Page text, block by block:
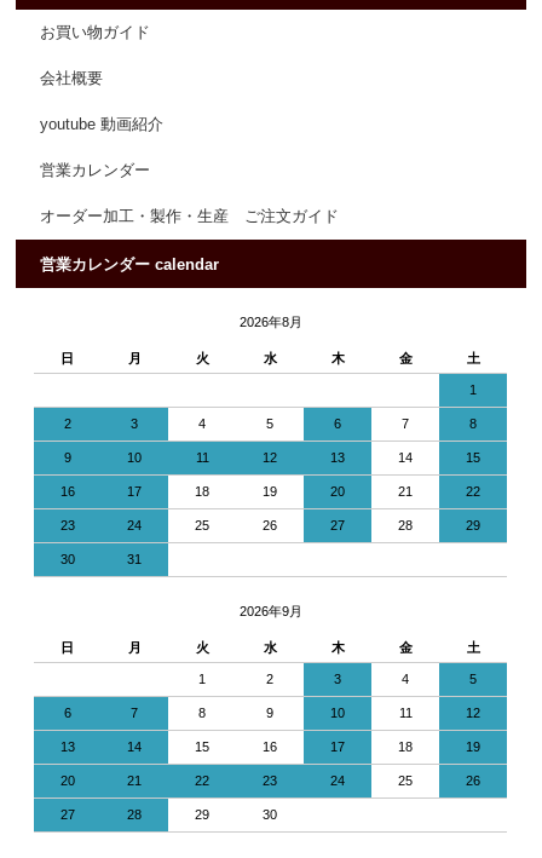
お買い物ガイド
会社概要
youtube 動画紹介
営業カレンダー
オーダー加工・製作・生産 ご注文ガイド
営業カレンダー calendar
2026年8月
日 月 火 水 木 金 土
1
2 3 4 5 6 7 8
9 10 11 12 13 14 15
16 17 18 19 20 21 22
23 24 25 26 27 28 29
30 31
2026年9月
日 月 火 水 木 金 土
1 2 3 4 5
6 7 8 9 10 11 12
13 14 15 16 17 18 19
20 21 22 23 24 25 26
27 28 29 30